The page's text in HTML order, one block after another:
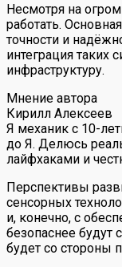
Несмотря на
работать.
точности и
интеграция таких
инфраструктуру.
Мнение автора
Кирилл Алексеев
Я механик с 10-
до Я. Делюсь
лайфхаками и
Перспективы
сенсорных
и, конечно, с
безопаснее
будет со стороны